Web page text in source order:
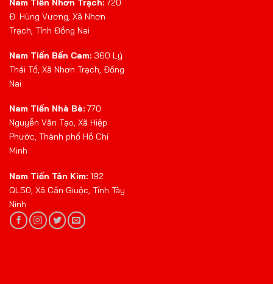
Nam Tiến Nhơn Trạch: 720
Đ. Hùng Vương, Xã Nhơn
Trạch, Tỉnh Đồng Nai
Nam Tiến Bến Cam: 360 Lý
Thái Tổ, Xã Nhơn Trạch, Đồng
Nai
Nam Tiến Nhà Bè: 770
Nguyễn Văn Tạo, Xã Hiệp
Phước, Thành phố Hồ Chí
Minh
Nam Tiến Tân Kim: 192
QL50, Xã Cần Giuộc, Tỉnh Tây
Ninh